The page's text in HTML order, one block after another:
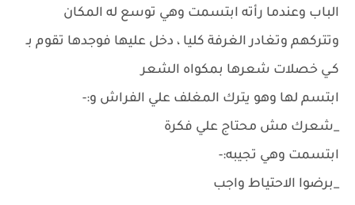
الباب وعندما رأته ابتسمت وهي توسع له المكان
وتتركهم وتغادر الغرفة كليا ، دخل عليها فوجدها تقوم بـ
كـي خصلات شعرها بمكواه الشعر
ابتسم لها وهو يترك المغلف علي الفراش و:-
_شعرك مش محتاج علي فكرة
ابتسمت وهي تجيبه:-
_برضوا الاحتياط واجب